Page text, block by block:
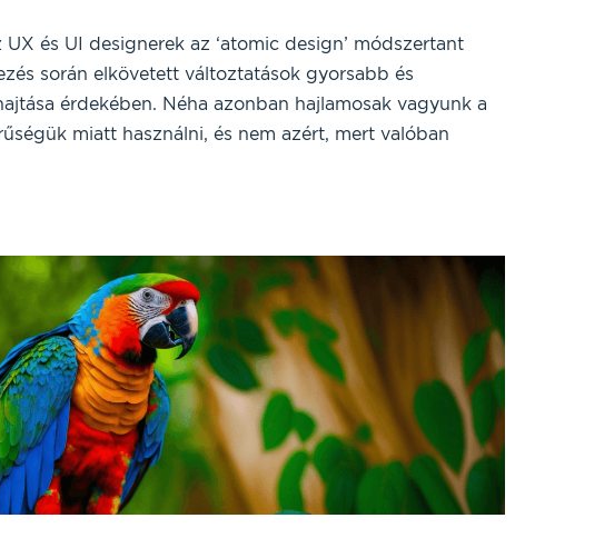
és UI designerek az ‘atomic design’ módszertant
során elkövetett változtatások gyorsabb és
érdekében. Néha azonban hajlamosak vagyunk a
miatt használni, és nem azért, mert valóban